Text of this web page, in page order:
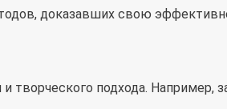
доказавших свою
подхода. Например,